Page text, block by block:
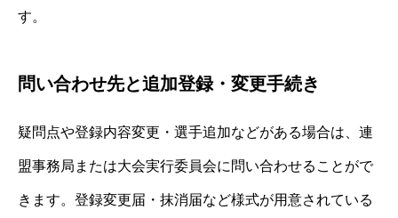
す。
問い合わせ先と追加登録・変更手続き
疑問点や登録内容変更・選手追加などがある場合は、連
盟事務局または大会実行委員会に問い合わせることがで
きます。登録変更届・抹消届など様式が用意されている